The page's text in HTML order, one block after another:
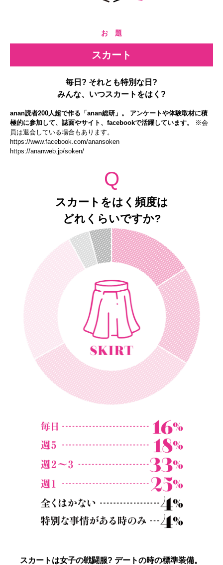
お 題
スカート
毎日? それとも特別な日?
みんな、いつスカートをはく?
anan読者200人超で作る「anan総研」。 アンケートや体験取材に積
極的に参加して、誌面やサイト、facebookで活躍しています。
※会
員は退会している場合もあります。
https://www.facebook.com/anansoken
https://ananweb.jp/soken/
Q
スカートをはく頻度は
どれくらいですか?
スカートは女子の戦闘服? デートの時の標準装備。